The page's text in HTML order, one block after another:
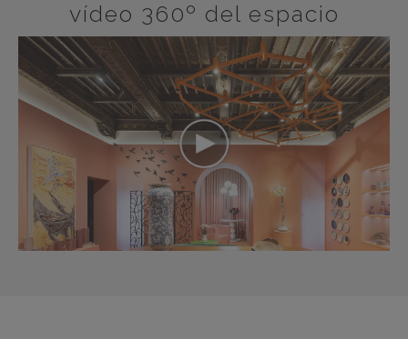
vídeo 360º del espacio